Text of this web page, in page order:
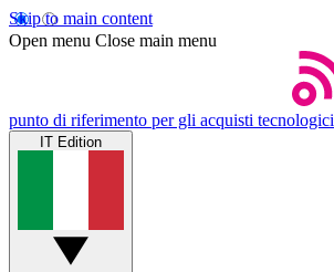
Skip to main content
Open menu Close main menu
punto di riferimento per gli acquisti tecnologici
IT Edition